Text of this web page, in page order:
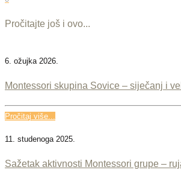
Pročitajte još i ovo...
6. ožujka 2026.
Montessori skupina Sovice – siječanj i
Pročitaj više...
11. studenoga 2025.
Sažetak aktivnosti Montessori grupe –